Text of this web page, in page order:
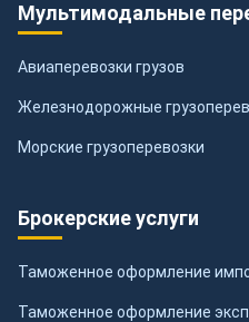
Мультимодальные
Авиаперевозки грузов
Железнодорожные
Морские грузоперевозки
Брокерские услуги
Таможенное оформление
Таможенное оформление